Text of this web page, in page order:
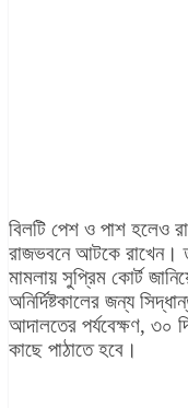
বিলটি পেশ ও পাশ হলেও
রাজভবনে আটকে রাখেন।
মামলায় সুপ্রিম কোর্ট
অনির্দিষ্টকালের জন্য
আদালতের পর্যবেক্ষণ, ৩০
কাছে পাঠাতে হবে।